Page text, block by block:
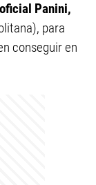
Panini,
para
conseguir en